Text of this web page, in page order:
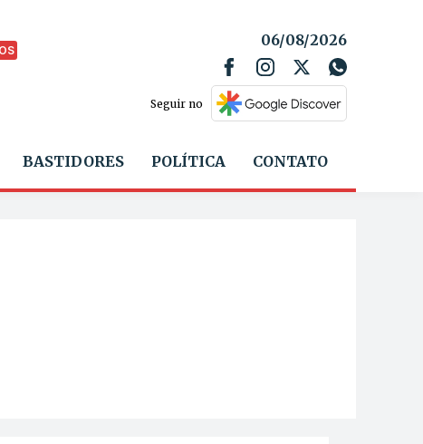
06/08/2026
Seguir no
BASTIDORES POLÍTICA CONTATO